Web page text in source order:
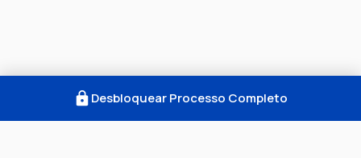
Desbloquear Processo Completo